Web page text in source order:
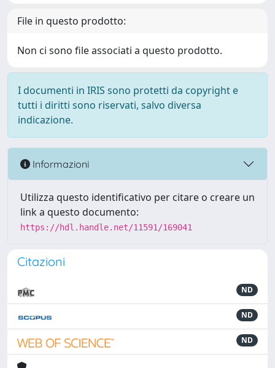
File in questo prodotto:
Non ci sono file associati a questo prodotto.
I documenti in IRIS sono protetti da copyright e
tutti i diritti sono riservati, salvo diversa
indicazione.
Informazioni
Utilizza questo identificativo per citare o creare un
link a questo documento:
https://hdl.handle.net/11591/169041
Citazioni
ND
ND
ND